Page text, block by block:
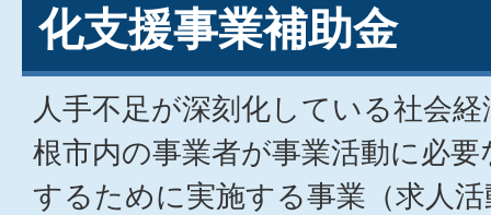
化支援事業補助金
人手不足が深刻化している社会
根市内の事業者が事業活動に必
するために実施する事業（求人